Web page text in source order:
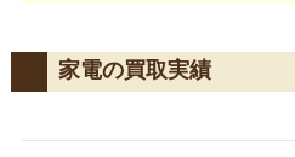
家電の買取実績